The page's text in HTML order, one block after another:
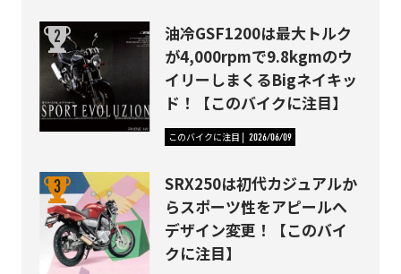
油冷GSF1200は最大トルク
が4,000rpmで9.8kgmのウ
イリーしまくるBigネイキッ
ド！【このバイクに注目】
このバイクに注目 2026/06/09
SRX250は初代カジュアルか
らスポーツ性をアピールへ
デザイン変更！【このバイ
クに注目】